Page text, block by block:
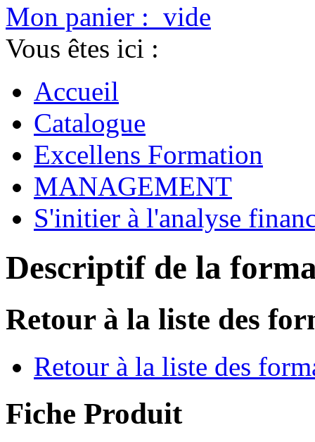
Mon panier : vide
Vous êtes ici :
Accueil
Catalogue
Excellens Formation
MANAGEMENT
S'initier à l'analyse
Descriptif de la
Retour à la liste des
Retour à la liste des
Fiche Produit